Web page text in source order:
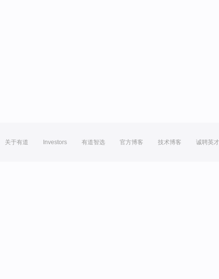
关于有道 Investors 有道智选 官方博客 技术博客 诚聘英才